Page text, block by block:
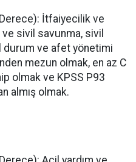
İtfaiyecilik ve
sivil savunma, sivil
durum ve afet yönetimi
mezun olmak, en az C
olmak ve KPSS P93
almış olmak.